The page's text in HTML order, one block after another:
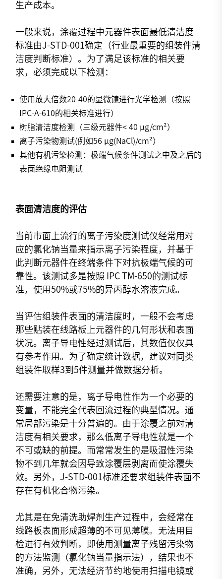
生产成本。
一般来说，涂覆过程中元器件表面最低清洁度
标准由J-STD-001确定（行业最重要的组装件清
洁度判断标准）。为了满足该标准的相关要
求，必须完成以下检测：
使用放大倍数20-40的显微镜进行光学检测（按照
IPC-A-610的相关标准进行）
树脂清洁度检测（三级元器件< 40 µg/cm²）
离子污染物测试(例如56 µg(NaCl)/cm²）
其他有机污染检测：极端气候条件测试之中及之后的
表面绝缘电阻测试
表面清洁度的评估
当前市面上流行的离子污染度测试仪经常用对
应的氯化钠当量来指示离子污染程度，并基于
此判断元器件在终端条件下对抗极端气候的可
靠性。该测试多是按照 IPC TM-650的测试标
准，使用50%或75%的异丙醇水溶液完成。
当评估组装件表面的清洁度时，一般不会考虑
那些贴装在线路板上元器件的几何形状和表面
状况。离子导电性经过测试后，其数值仅仅具
有参考作用。为了确定统计数据，建议对同类
组装件取样3到5件测量并做数据分析。
还需要注意的是，离子导电性作为一个必要的
变量，不能完全代表回流过程的典型情况。通
常局部污染是十分普遍的。由于涂覆之前对清
洁度有相关要求，那么低离子导电性就是一个
不可或缺的前提。而常常发生的是吸湿性污染
物不到几年就会因导致涂覆层剥离而使涂覆失
效。另外，J-STD-001标准还要求组装件表面不
存在有机化合物污染。
尤其是在免清洗助焊剂生产过程中，会经常在
线路板表面形成超薄的不可见薄膜。无法用目
检进行有效判断，即使用测量离子残留污染物
的方法监测（氯化钠当量指示法），结果也不
准确，另外，无法经济节约地使用扫描电镜或